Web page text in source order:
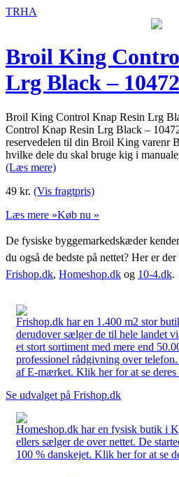
TRHA
Broil King
Lrg Black –
Broil King Control Knap Resin Lrg
Control Knap Resin Lrg Black –
reservedelen til din Broil King varenr
hvilke dele du skal bruge kig i
(Læs mere)
49 kr. (Vis fragtpris)
Læs mere »Køb nu »
De fysiske byggemarkedskæder
du også de bedste på nettet? Her er
Frishop.dk, Homeshop.dk og 10-4.dk.
Frishop.dk har en 1.400 m2 stor
derudover sælger de til hele landet
et stort sortiment med mere end
professionel rådgivning over
af E-mærket. Klik her for at se deres
Se udvalget på Frishop.dk
Homeshop.dk har en fysisk butik i
ellers sælger de over nettet. De
100 % danskejet. Klik her for at se